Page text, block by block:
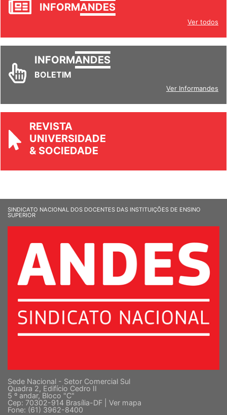
INFORMANDES
Ver todos
INFORMANDES
BOLETIM
Ver Informandes
REVISTA
UNIVERSIDADE
& SOCIEDADE
SINDICATO NACIONAL DOS DOCENTES DAS INSTITUIÇÕES DE ENSINO
SUPERIOR
Sede Nacional - Setor Comercial Sul
Quadra 2, Edifício Cedro II
5 º andar, Bloco "C"
Cep: 70302-914 Brasília-DF | Ver mapa
Fone: (61) 3962-8400